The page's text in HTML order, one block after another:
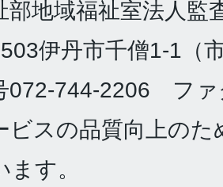
部地域福祉室法人監
伊丹市千僧1-1（
072-744-2206 ファ
ビスの品質向上のた
す。